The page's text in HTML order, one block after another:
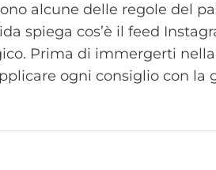
alcune delle regole del
spiega cos’è il feed
Prima di immergerti
ogni consiglio con la